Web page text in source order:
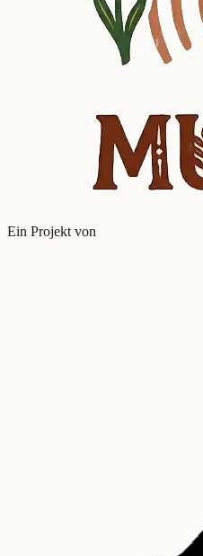
Ein Projekt von